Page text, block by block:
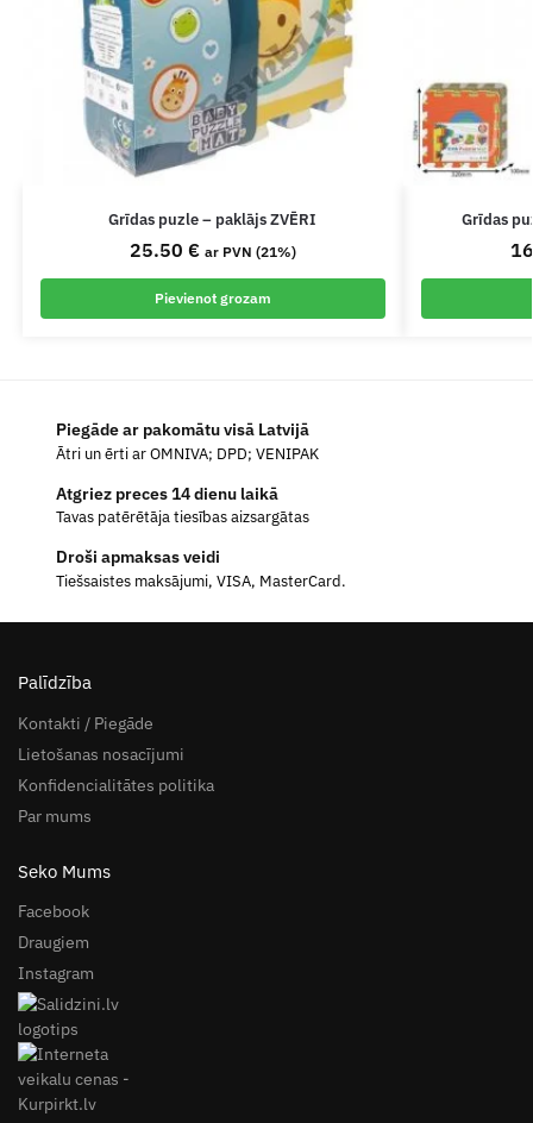
Grīdas puzle – paklājs ZVĒRI
25.50 € ar PVN (21%)
Pievienot grozam
Grīdas
Piegāde ar pakomātu visā Latvijā
Ātri un ērti ar OMNIVA; DPD; VENIPAK
Atgriez preces 14 dienu laikā
Tavas patērētāja tiesības aizsargātas
Droši apmaksas veidi
Tiešsaistes maksājumi, VISA, MasterCard.
Palīdzība
Kontakti / Piegāde
Lietošanas nosacījumi
Konfidencialitātes politika
Par mums
Seko Mums
Facebook
Draugiem
Instagram